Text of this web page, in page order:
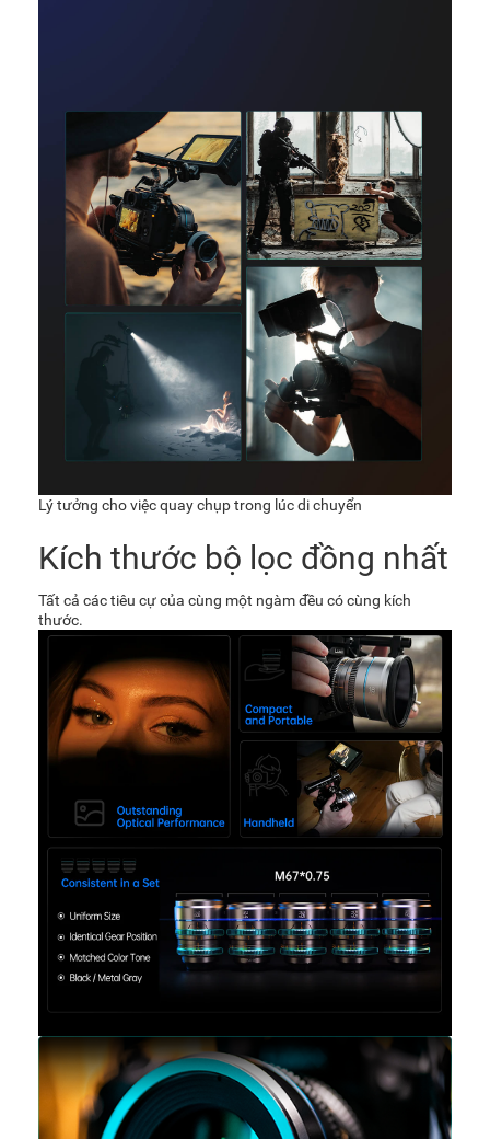
Lý tưởng cho việc quay chụp trong lúc di chuyển
Kích thước bộ lọc đồng nhất
Tất cả các tiêu cự của cùng một ngàm đều có cùng kích
thước.